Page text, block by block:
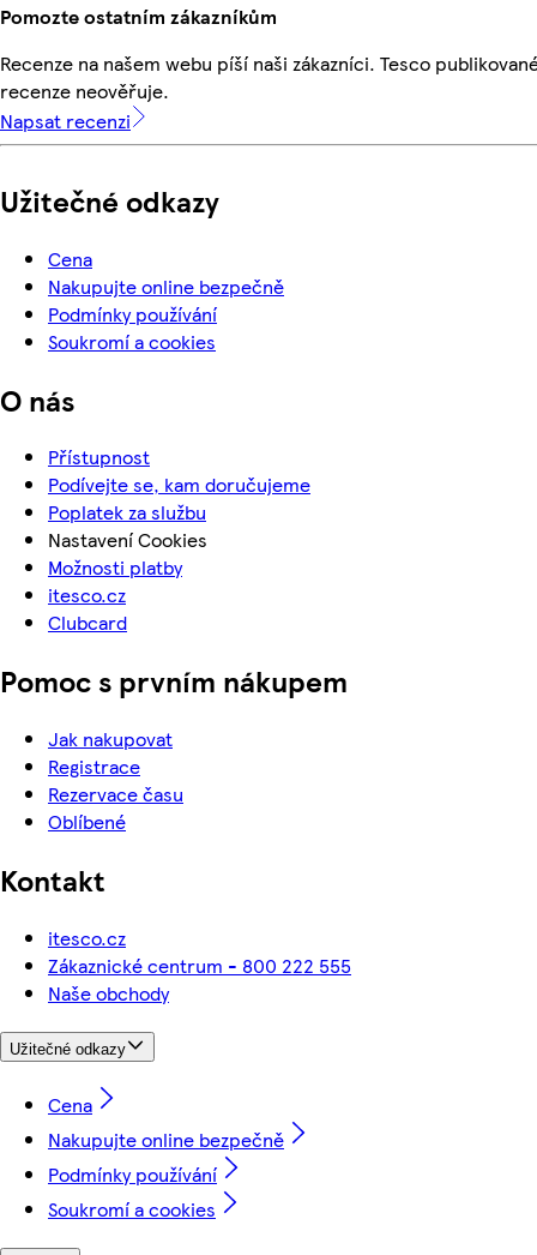
Pomozte ostatním zákazníkům
Recenze na našem webu píší naši zákazníci. Tesco
recenze neověřuje.
Napsat recenzi
Užitečné odkazy
Cena
Nakupujte online bezpečně
Podmínky používání
Soukromí a cookies
O nás
Přístupnost
Podívejte se, kam doručujeme
Poplatek za službu
Nastavení Cookies
Možnosti platby
itesco.cz
Clubcard
Pomoc s prvním nákupem
Jak nakupovat
Registrace
Rezervace času
Oblíbené
Kontakt
itesco.cz
Zákaznické centrum - 800 222 555
Naše obchody
Užitečné odkazy
Cena
Nakupujte online bezpečně
Podmínky používání
Soukromí a cookies